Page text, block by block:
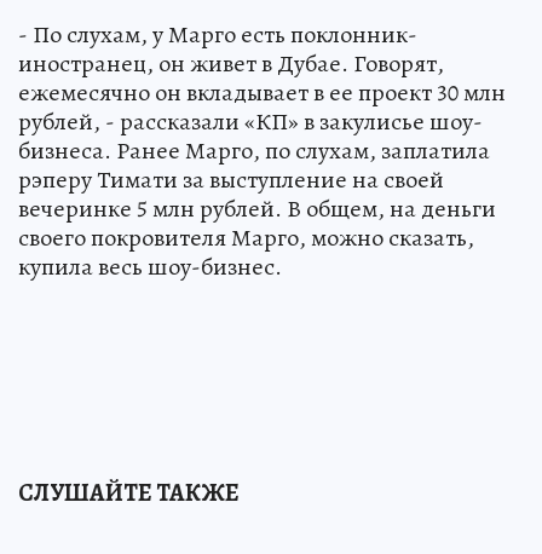
- По слухам, у Марго есть поклонник-
иностранец, он живет в Дубае. Говорят,
ежемесячно он вкладывает в ее проект 30 млн
рублей, - рассказали «КП» в закулисье шоу-
бизнеса. Ранее Марго, по слухам, заплатила
рэперу Тимати за выступление на своей
вечеринке 5 млн рублей. В общем, на деньги
своего покровителя Марго, можно сказать,
купила весь шоу-бизнес.
СЛУШАЙТЕ ТАКЖЕ